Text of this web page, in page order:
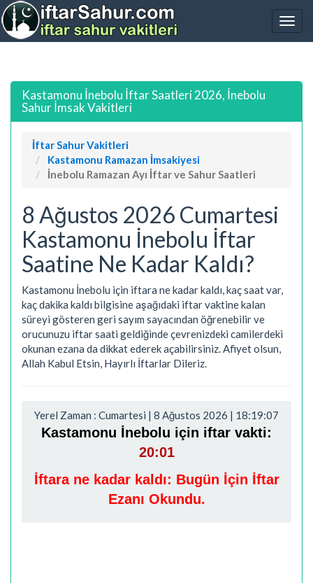
Kastamonu İnebolu İftar Saatleri 2026, İnebolu
Sahur İmsak Vakitleri
İftar Sahur Vakitleri
Kastamonu Ramazan İmsakiyesi
İnebolu Ramazan Ayı İftar ve Sahur Saatleri
8 Ağustos 2026 Cumartesi
Kastamonu İnebolu İftar
Saatine Ne Kadar Kaldı?
Kastamonu İnebolu için iftara ne kadar kaldı, kaç saat var,
kaç dakika kaldı bilgisine aşağıdaki iftar vaktine kalan
süreyi gösteren geri sayım sayacından öğrenebilir ve
orucunuzu iftar saati geldiğinde çevrenizdeki camilerdeki
okunan ezana da dikkat ederek açabilirsiniz. Afiyet olsun,
Allah Kabul Etsin, Hayırlı İftarlar Dileriz.
Yerel Zaman : Cumartesi | 8 Ağustos 2026 | 18:19:08
Kastamonu İnebolu için iftar vakti:
20:01
İftara ne kadar kaldı: Bugün İçin İftar
Ezanı Okundu.